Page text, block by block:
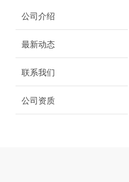
公司介绍
最新动态
联系我们
公司资质